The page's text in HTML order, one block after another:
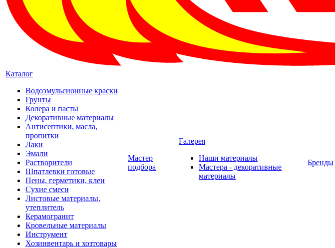
Каталог
Водоэмульсионные краски
Грунты
Колера и пасты
Декоративные материалы
Антисептики, масла,
пропитки
Лаки
Эмали
Растворители
Шпатлевки готовые
Пены, герметики, клеи
Сухие смеси
Листовые материалы,
утеплитель
Керамогранит
Кровельные материалы
Инструмент
Хозинвентарь и хозтовары
Мастер
подбора
Галерея
Наши материалы
Мастера - декоративные
материалы
Бренды